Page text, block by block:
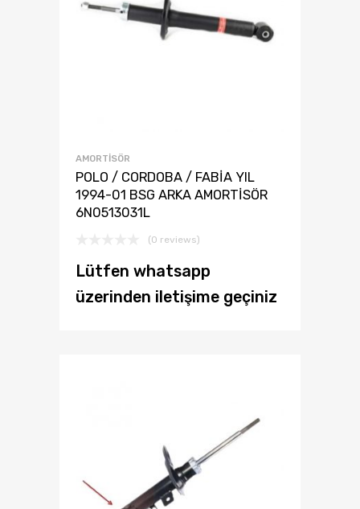
AMORTISÖR
POLO / CORDOBA / FABİA YIL
1994-01 BSG ARKA AMORTİSÖR
6N0513031L
(0 reviews)
Lütfen whatsapp
üzerinden iletişime geçiniz